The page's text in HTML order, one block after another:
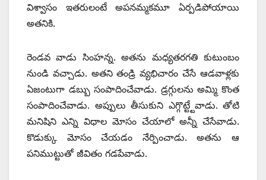
విశ్వాసం ఇతరులంటే అపనమ్మకమూ ఏర్పడిపోయాయి
అతనికి.
రెండవ వాడు సింహన్న. అతను మధ్యతరగతి కుటుంబం
నుండి వచ్చాడు. అతని తండ్రి వ్యభిచారం చేసే ఆడవాళ్లకు
ఏజంటుగా డబ్బు సంపాదించేవాడు. డ్రగ్గులను అమ్మి కొంత
సంపాదించేవాడు. అప్పులు తీసుకుని ఎగ్గొట్ట్టేవాడు. తోటి
మనిషిని ఎన్ని విధాల మోసం చేయాలో అన్నీ చేసేవాడు.
కొడుక్కు మోసం చేయడం నేర్పించాడు. అతను ఆ
పనిముట్టుతో జీవితం గడపేవాడు.